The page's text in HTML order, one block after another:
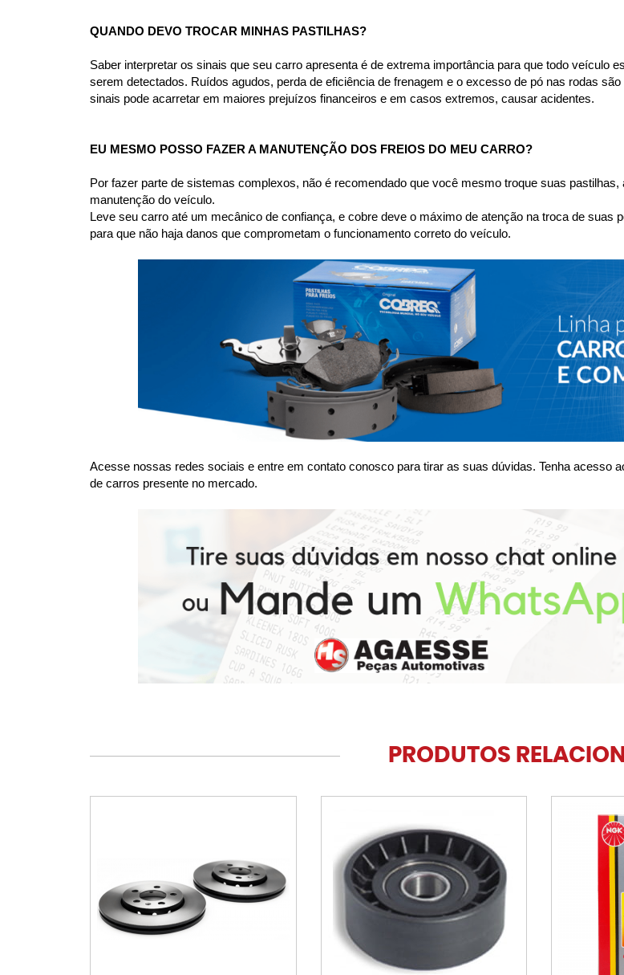
QUANDO DEVO TROCAR MINHAS PASTILHAS?
Saber interpretar os sinais que seu carro apresenta é de extrema importância para que todo veículo
serem detectados. Ruídos agudos, perda de eficiência de frenagem e o excesso de pó nas rodas
sinais pode acarretar em maiores prejuízos financeiros e em casos extremos, causar acidentes.
EU MESMO POSSO FAZER A MANUTENÇÃO DOS FREIOS DO MEU CARRO?
Por fazer parte de sistemas complexos, não é recomendado que você mesmo troque suas
manutenção do veículo.
Leve seu carro até um mecânico de confiança, e cobre deve o máximo de atenção na troca de suas
para que não haja danos que comprometam o funcionamento correto do veículo.
Acesse nossas redes sociais e entre em contato conosco para tirar as suas dúvidas. Tenha acesso
de carros presente no mercado.
PRODUTOS